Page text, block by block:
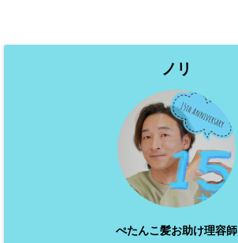
ノリ
ぺたんこ髪お助け理容師